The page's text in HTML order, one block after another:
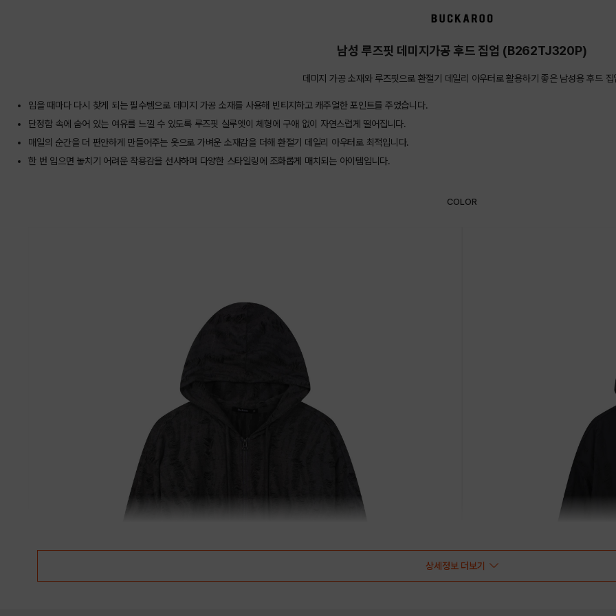
남성 루즈핏 데미지가공 후드 집업 (B262TJ320P)
데미지 가공 소재와 루즈핏으로 환절기 데일리 아우터로 활용하기 좋은 남성용 후드 집
입을 때마다 다시 찾게 되는 필수템으로 데미지 가공 소재를 사용해 빈티지하고 캐주얼한 포인트를 주었습니다.
단정함 속에 숨어 있는 여유를 느낄 수 있도록 루즈핏 실루엣이 체형에 구애 없이 자연스럽게 떨어집니다.
매일의 순간을 더 편안하게 만들어주는 옷으로 가벼운 소재감을 더해 환절기 데일리 아우터로 최적입니다.
한 번 입으면 놓치기 어려운 착용감을 선사하며 다양한 스타일링에 조화롭게 매치되는 아이템입니다.
COLOR
상세정보 더보기